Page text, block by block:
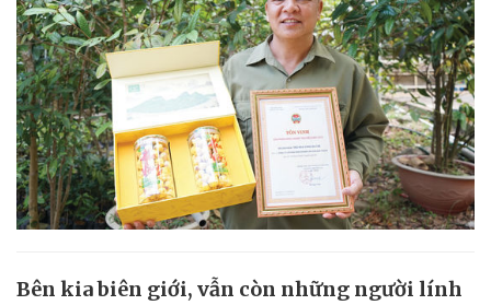
Bên kia biên giới, vẫn còn những người lính